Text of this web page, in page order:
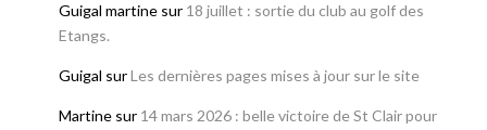
Guigal martinesur 18 juillet : sortie du club au golf des
Etangs.
Guigal surLes dernières pages mises à jour sur le site
Martinesur 14 mars 2026 : belle victoire de St Clair pour